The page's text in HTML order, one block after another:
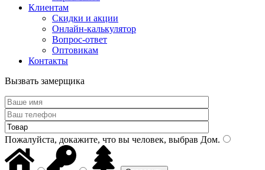
Клиентам
Скидки и акции
Онлайн-калькулятор
Вопрос-ответ
Оптовикам
Контакты
Вызвать замерщика
Пожалуйста, докажите, что вы человек, выбрав Дом.